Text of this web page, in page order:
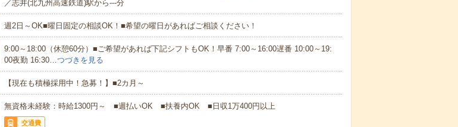
／志井(北九州高速鉄道)駅から---分
週2日～OK■曜日固定の相談OK！■希望の曜日があればご相談ください！
9:00～18:00（休憩60分）■ご希望があれば下記シフトもOK！早番 7:00～16:00遅番 10:00～19:
00夜勤 16:30…つづきを見る
【現在も積極採用中！急募！】■2カ月～
無資格未経験：時給1300円～ ■週払いOK ■扶養内OK ■日収1万400円以上
交通費